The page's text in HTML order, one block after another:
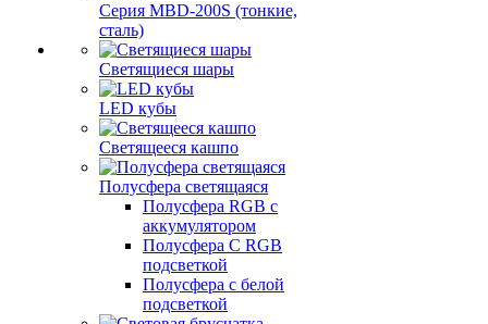
Серия MBD-200S (тонкие,
сталь)
Светящиеся шары
LED кубы
Светящееся кашпо
Полусфера светящаяся
Полусфера RGB с
аккумулятором
Полусфера С RGB
подсветкой
Полусфера с белой
подсветкой